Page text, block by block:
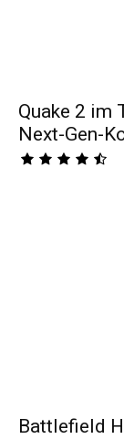
Quake 2 im
Next-Gen-
Battlefield